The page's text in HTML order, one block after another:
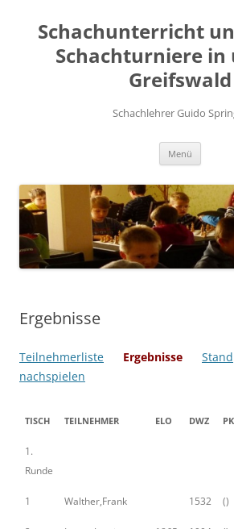
springen
Schachunterricht
Schachturniere in
Greifswald
Schachlehrer Guido
Menü
Ergebnisse
Teilnehmerliste Ergebnisse Stand
nachspielen
TISCH TEILNEHMER ELO DWZ
1.
Runde
1 Walther,Frank 1532 ()